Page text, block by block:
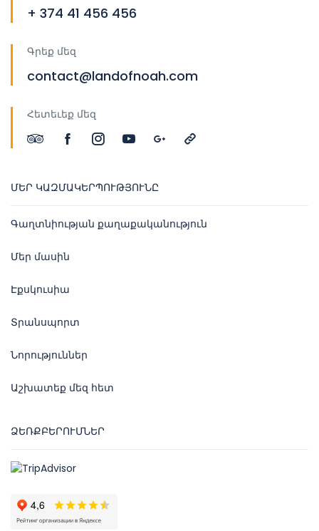
+ 374 41 456 456
Գրեք մեզ
contact@landofnoah.com
Հետեւեք մեզ
ՄԵՐ ԿԱԶՄԱԿԵՐՊՈՒԹՅՈՒՆԸ
Գաղտնիության քաղաքականություն
Մեր մասին
Էքսկուսիա
Տրանսպորտ
Նորություններ
Աշխատեք մեզ հետ
ՁԵՌՔԲԵՐՈՒՄՆԵՐ